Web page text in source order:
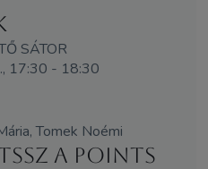
SÁTOR
17:30 - 18:30
Tomek Noémi
a Points